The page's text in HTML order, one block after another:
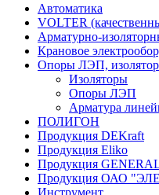
Автоматика
VOLTER
Арматурно-
Крановое
Опоры ЛЭП,
Изоляторы
Опоры ЛЭП
Арматура
ПОЛИГОН
Продукция DEKraft
Продукция Eliko
Продукция
Продукция ОАО
Инструмент